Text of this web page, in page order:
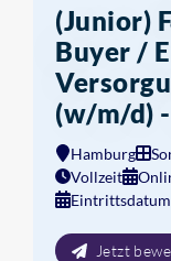
(Junior)
Buyer /
(w/m/d)
Hamburg
Vollzeit
Jetzt